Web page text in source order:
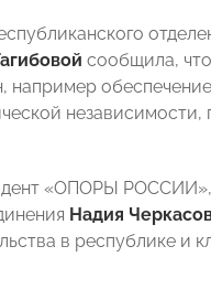
сообщила,
независимости,
«ОПОРЫ РОССИИ»,
Надия
в республике и